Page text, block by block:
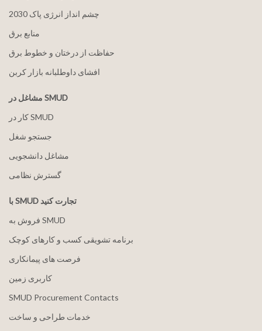
2030 چشم انداز انرژی پاک
منابع برق
حفاظت از درختان و خطوط برق
افشای داوطلبانه بازار کربن
مشاغل در SMUD
کار در SMUD
جستجو شغل
مشاغل دانشجویی
گسترش نظامی
با SMUD تجارت کنید
فروش به SMUD
برنامه تشویقی کسب و کارهای کوچک
فرصت های پیمانکاری
کاربری زمین
SMUD Procurement Contacts
خدمات طراحی و ساخت